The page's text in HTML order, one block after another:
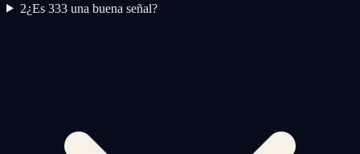
2¿Es 333 una buena señal?